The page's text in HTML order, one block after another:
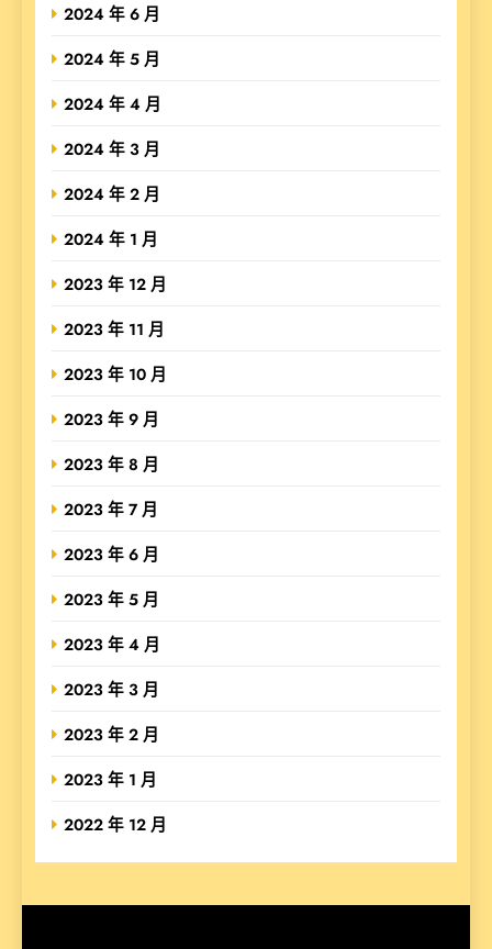
2024 年 6 月
2024 年 5 月
2024 年 4 月
2024 年 3 月
2024 年 2 月
2024 年 1 月
2023 年 12 月
2023 年 11 月
2023 年 10 月
2023 年 9 月
2023 年 8 月
2023 年 7 月
2023 年 6 月
2023 年 5 月
2023 年 4 月
2023 年 3 月
2023 年 2 月
2023 年 1 月
2022 年 12 月